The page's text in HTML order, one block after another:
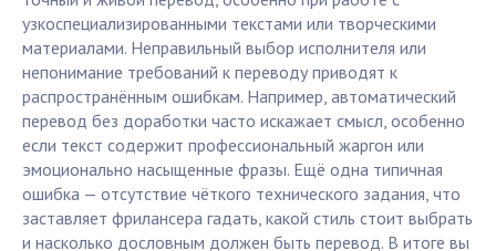
узкоспециализированными текстами или творческими
материалами. Неправильный выбор исполнителя или
непонимание требований к переводу приводят к
распространённым ошибкам. Например, автоматический
перевод без доработки часто искажает смысл, особенно
если текст содержит профессиональный жаргон или
эмоционально насыщенные фразы. Ещё одна типичная
ошибка — отсутствие чёткого технического задания, что
заставляет фрилансера гадать, какой стиль стоит выбрать
и насколько дословным должен быть перевод. В итоге вы